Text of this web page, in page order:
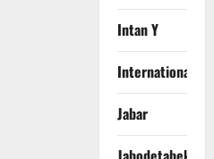
Intan Y
International
Jabar